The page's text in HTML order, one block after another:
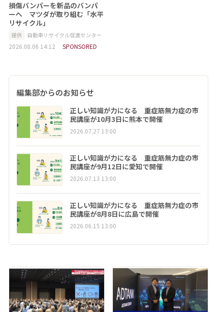
損傷バンパーを新品のバンパ
ーへ マツダが取り組む「水平
リサイクル」
提供 自動車リサイクル促進センター
2026.08.06 14:12 SPONSORED
編集部からのお知らせ
正しい知識が力になる 重症筋無力症の市
民講座が10月3日に熊本で開催
2026.07.27 13:00
正しい知識が力になる 重症筋無力症の市
民講座が9月12日に愛知で開催
2026.07.13 13:00
正しい知識が力になる 重症筋無力症の市
民講座が8月8日に広島で開催
2026.06.15 13:00